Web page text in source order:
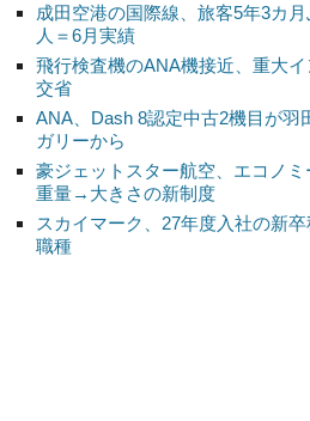
成田空港の国際線、旅客5年3カ
人＝6月実績
飛行検査機のANA機接近、重大
交省
ANA、Dash 8認定中古2機目が
ガリーから
豪ジェットスター航空、エコノ
重量→大きさの新制度
スカイマーク、27年度入社の新
職種